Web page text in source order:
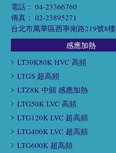
電話：04-23366760
傳真：02-23895271
台北市萬華區西寧南路219號8樓
感應加熱
LT30K80K HVC 高頻
LTGS 超高頻
LTZ8K 中頻 感應加熱
LTG50K LVC 高頻
LTG120K LVC 超高頻
LTG400K LVC 超高頻
LTG600K 超高頻